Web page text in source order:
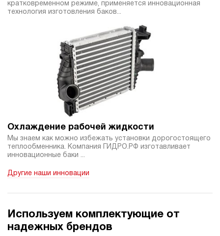
кратковременном режиме, применяется инновационная
технология изготовления баков...
Охлаждение рабочей жидкости
Мы знаем как можно избежать установки дорогостоящего
теплообменника. Компания ГИДРО.РФ изготавливает
инновационные баки ...
Другие наши инновации
Используем комплектующие от
надежных брендов